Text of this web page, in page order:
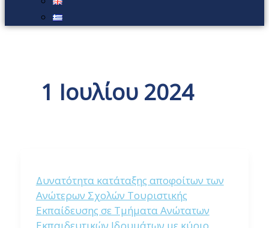
1 Ιουλίου 2024
Δυνατότητα κατάταξης αποφοίτων των
Ανώτερων Σχολών Τουριστικής
Εκπαίδευσης σε Τμήματα Ανώτατων
Εκπαιδευτικών Ιδρυμάτων με κύριο